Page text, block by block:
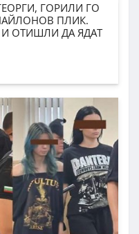
ГОРИЛИ ГО
ПЛИК.
И ОТИШЛИ ДА ЯДАТ